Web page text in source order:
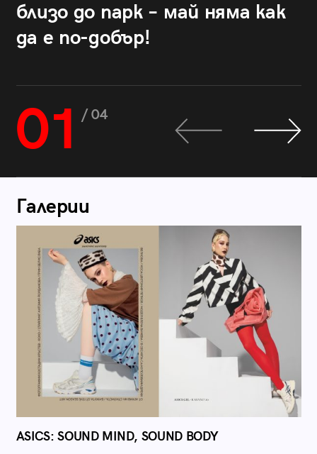
близо до парк – май няма как
да е по-добър!
01 / 04
Галерии
ASICS: SOUND MIND, SOUND BODY